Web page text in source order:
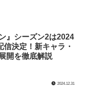
』シーズン2は2024
信決定！新キャラ・
開を徹底解説
2024.12.31